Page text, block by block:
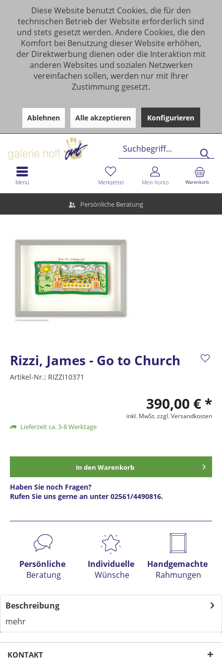
Diese Website benutzt Cookies, die für den
technischen Betrieb der Website erforderlich sind
und stets gesetzt werden. Andere Cookies, die den
Komfort bei Benutzung dieser Website erhöhen,
der Direktwerbung dienen oder die Interaktion mit
anderen Websites und sozialen Netzwerken
vereinfachen sollen, werden nur mit Ihrer
Zustimmung gesetzt.
Ablehnen Alle akzeptieren Konfigurieren
Persönliche Beratung
Warenkorb
Merkzettel Mein Konto
Menü
Rizzi, James - Go to Church
Artikel-Nr.: RIZZI10371
390,00 € *
inkl. MwSt.zzgl. Versandkosten
Lieferzeit ca. 3-8 Werktage
In den Warenkorb
Haben Sie noch Fragen?
Rufen Sie uns gerne an unter 02561/4490816.
Preis anfragen
Persönliche
Beratung
Individuelle
Wünsche
Handgemachte
Rahmungen
Beschreibung
mehr
KONTAKT